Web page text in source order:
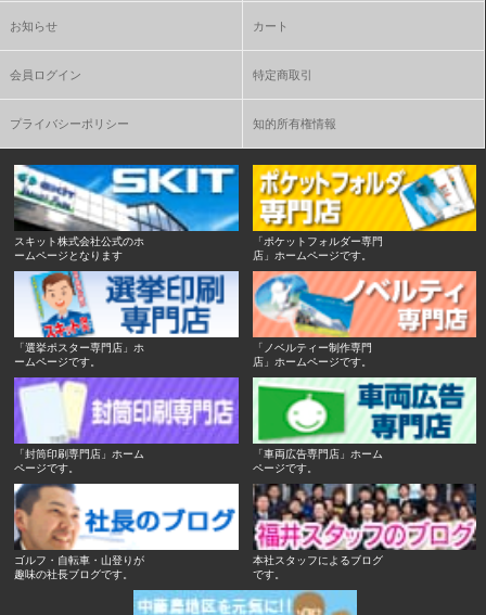
お知らせ カート
会員ログイン 特定商取引
プライバシーポリシー 知的所有権情報
スキット株式会社公式のホ
ームページとなります
「ポケットフォルダー専門
店」ホームページです。
「選挙ポスター専門店」ホ
ームページです。
「ノベルティー制作専門
店」ホームページです。
「封筒印刷専門店」ホーム
ページです。
「車両広告専門店」ホーム
ページです。
ゴルフ・自転車・山登りが
趣味の社長ブログです。
本社スタッフによるブログ
です。